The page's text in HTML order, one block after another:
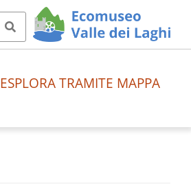
ESPLORA TRAMITE MAPPA